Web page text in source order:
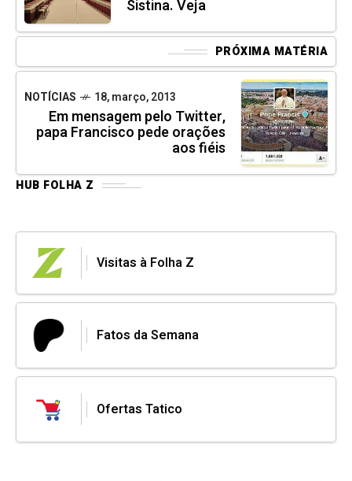
Sistina. Veja
PRÓXIMA MATÉRIA
NOTÍCIAS 18, março, 2013
Em mensagem pelo Twitter,
papa Francisco pede orações
aos fiéis
HUB FOLHA Z
Visitas à Folha Z
Fatos da Semana
Ofertas Tatico